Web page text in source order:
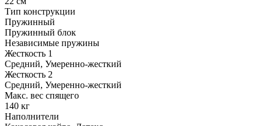
Тип конструкции
Пружинный
Пружинный блок
Независимые пружины
Жесткость 1
Средний, Умеренно-жесткий
Жесткость 2
Средний, Умеренно-жесткий
Макс. вес спящего
140 кг
Наполнители